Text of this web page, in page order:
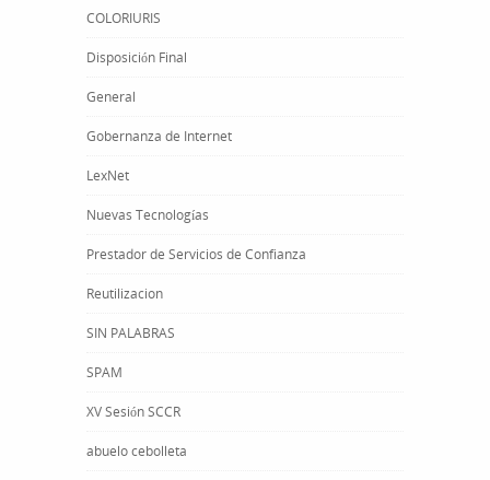
COLORIURIS
Disposición Final
General
Gobernanza de Internet
LexNet
Nuevas Tecnologías
Prestador de Servicios de Confianza
Reutilizacion
SIN PALABRAS
SPAM
XV Sesión SCCR
abuelo cebolleta